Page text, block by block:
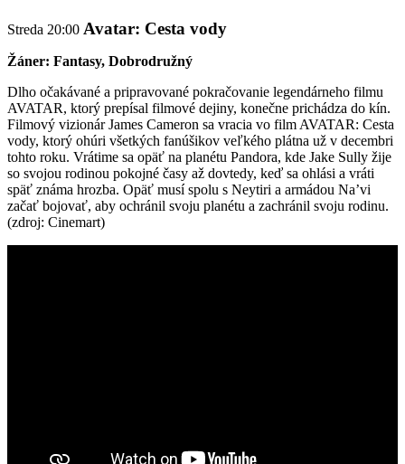
Streda 20:00 Avatar: Cesta vody
Žáner: Fantasy, Dobrodružný
Dlho očakávané a pripravované pokračovanie legendárneho filmu
AVATAR, ktorý prepísal filmové dejiny, konečne prichádza do kín.
Filmový vizionár James Cameron sa vracia vo film AVATAR: Cesta
vody, ktorý ohúri všetkých fanúšikov veľkého plátna už v decembri
tohto roku. Vrátime sa opäť na planétu Pandora, kde Jake Sully žije
so svojou rodinou pokojné časy až dovtedy, keď sa ohlási a vráti
späť známa hrozba. Opäť musí spolu s Neytiri a armádou Na’vi
začať bojovať, aby ochránil svoju planétu a zachránil svoju rodinu.
(zdroj: Cinemart)